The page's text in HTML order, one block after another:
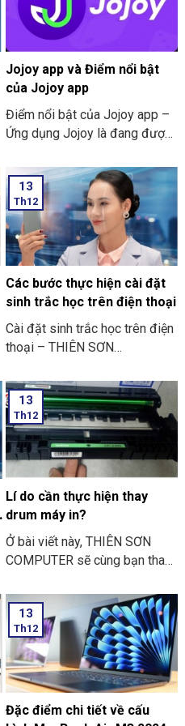
Jojoy app và Điểm nổi bật
của Jojoy app
Điểm nổi bật của Jojoy app –
Ứng dụng Jojoy là đang được
đồng người yêu thích các trò
chơi điện tử ở trên điện thoại
di động.
13
Th12
Các bước thực hiện cài đặt
sinh trắc học trên điện thoại
Cài đặt sinh trắc học trên điện
thoại – THIÊN SƠN
khảo “các bước thực hiện cài
đặt sinh trắc học trên điện
thoại” nhé
13
Th12
Lí do cần thực hiện thay
drum máy in?
Ở bài viết này, THIÊN SƠN
COMPUTER sẽ cùng bạn tham
drum máy in là như thế nào
nhé?
13
Th12
Đặc điểm chi tiết về cấu